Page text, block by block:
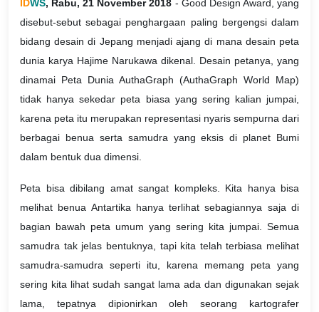
IDWS, Rabu, 21 November 2018 - Good Design Award, yang
disebut-sebut sebagai penghargaan paling bergengsi dalam
bidang desain di Jepang menjadi ajang di mana desain peta
dunia karya Hajime Narukawa dikenal. Desain petanya, yang
dinamai Peta Dunia AuthaGraph (AuthaGraph World Map)
tidak hanya sekedar peta biasa yang sering kalian jumpai,
karena peta itu merupakan representasi nyaris sempurna dari
berbagai benua serta samudra yang eksis di planet Bumi
dalam bentuk dua dimensi.
Peta bisa dibilang amat sangat kompleks. Kita hanya bisa
melihat benua Antartika hanya terlihat sebagiannya saja di
bagian bawah peta umum yang sering kita jumpai. Semua
samudra tak jelas bentuknya, tapi kita telah terbiasa melihat
samudra-samudra seperti itu, karena memang peta yang
sering kita lihat sudah sangat lama ada dan digunakan sejak
lama, tepatnya dipionirkan oleh seorang kartografer